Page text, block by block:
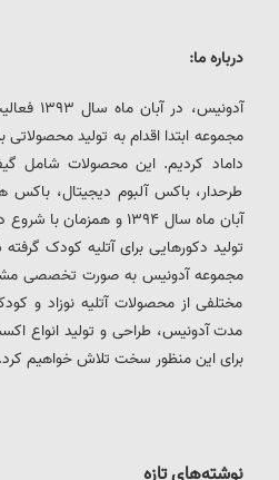
نوشته‌های تازه
درباره ما:
آدونیس،
مجموعه ابتدا اقدام به تولید
داماد کردیم. این محصولات شامل
طرحدار، باکس آلبوم دیجیتال، باکس
آبان ماه سال 1394 و
تولید دکورهایی برای آتلیه کودک
مجموعه آدونیس به صورت تخصصی
مختلفی از محصولات آتلیه نوزاد و
مدت آدونیس، طراحی و تولید انواع
برای این منظور سخت تلاش خواهیم کرد.